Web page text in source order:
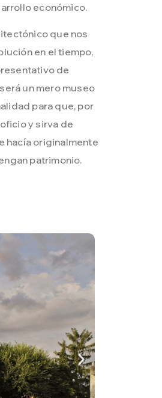
económico.
que nos
en el tiempo,
de
un mero museo
para que, por
y sirva de
hacía originalmente
patrimonio.